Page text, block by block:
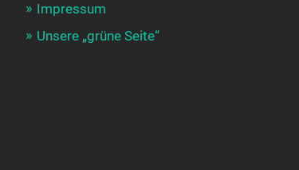
Impressum
Unsere „grüne Seite“